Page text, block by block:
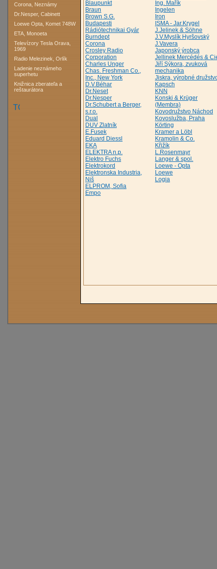
Corona, Neznámy
Dr.Nesper, Cabinett
Loewe Opta, Komet 748W
ETA, Monoeta
Televízory Tesla Orava,
1969
Radio Melezinek, Orlík
Ladenie neznámeho
superhetu
Knižnica zberateľa a
reštaurátora
Blaupunkt
Braun
Brown S.G.
Budapesti
Rádiótechnikai Gyár
Burndept
Corona
Crosley Radio
Corporation
Charles Unger
Chas. Freshman Co.,
Inc., New York
D.V.Béhar
Dr.Neset
Dr.Nesper
Dr.Schubert a Berger,
s.r.o.
Dual
DUV Zlatník
E.Fusek
Eduard Diessl
EKA
ELEKTRA n.p.
Elektro Fuchs
Elektrokord
Elektronska Industria,
Niš
ELPROM, Sofia
Empo
Ing. Mařík
Ingelen
Iron
ISMA - Jar.Krygel
J.Jelinek & Söhne
J.V.Myslík Hyršovský
J.Vavera
Japonský ýrobca
Jellinek Mercédés &
Jiří Sýkora, zvuková
mechanika
Jiskra, výrobné
Kapsch
KNN
Konski & Krüger
(Membra)
Kovodružstvo Náchod
Kovoslužba, Praha
Körting
Kramer a Löbl
Kramolin & Co.
Křižík
L.Rosenmayr
Langer & spol.
Loewe - Opta
Loewe
Logia